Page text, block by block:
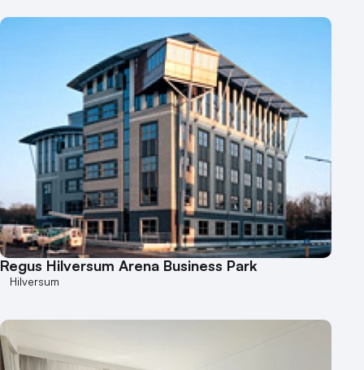
Regus Hilversum Arena Business Park
Hilversum